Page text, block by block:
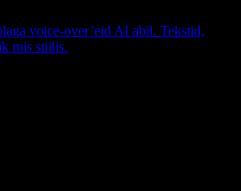
voice-over’eid AI abil. Tekstid,
mis stiilis.